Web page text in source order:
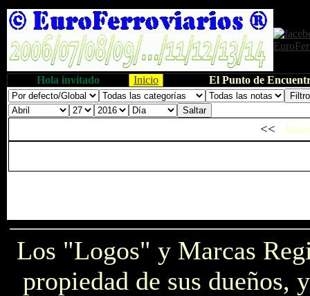
Hola invitado Inicio El Punto de
<<
Los "Logos" y Marcas
propiedad de sus dueños,